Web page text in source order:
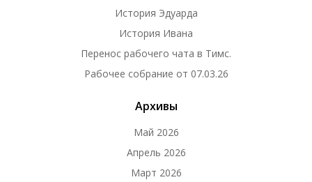
История Эдуарда
История Ивана
Перенос рабочего чата в Тимс.
Рабочее собрание от 07.03.26
Архивы
Май 2026
Апрель 2026
Март 2026